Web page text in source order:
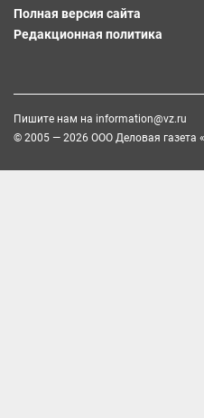
Полная версия сайта
Редакционная политика
Пишите нам на information@vz.ru
© 2005 — 2026 ООО Деловая газета